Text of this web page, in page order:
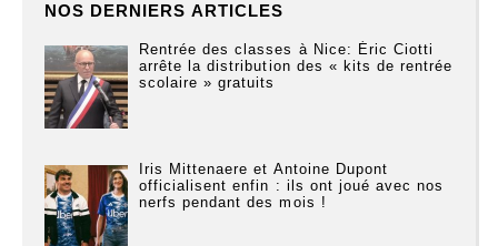
NOS DERNIERS ARTICLES
Rentrée des classes à Nice: Éric Ciotti
arrête la distribution des « kits de rentrée
scolaire » gratuits
Iris Mittenaere et Antoine Dupont
officialisent enfin : ils ont joué avec nos
nerfs pendant des mois !